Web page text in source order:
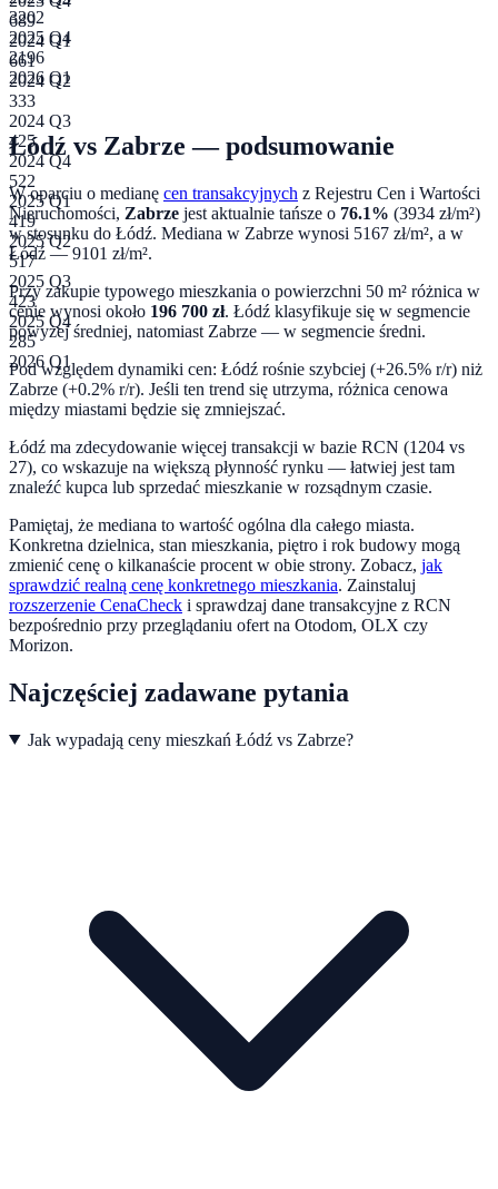
3202
2025 Q4
2196
2026 Q1
689
2024 Q1
661
2024 Q2
333
2024 Q3
425
2024 Q4
522
2025 Q1
419
2025 Q2
517
2025 Q3
423
2025 Q4
285
2026 Q1
Łódź vs Zabrze — podsumowanie
W oparciu o medianę cen transakcyjnych z Rejestru Cen i Wartości
Nieruchomości, Zabrze jest aktualnie tańsze o 76.1% (3934 zł/m²)
w stosunku do Łódź. Mediana w Zabrze wynosi 5167 zł/m², a w
Łódź — 9101 zł/m².
Przy zakupie typowego mieszkania o powierzchni 50 m² różnica w
cenie wynosi około 196 700 zł. Łódź klasyfikuje się w segmencie
powyżej średniej, natomiast Zabrze — w segmencie średni.
Pod względem dynamiki cen: Łódź rośnie szybciej (+26.5% r/r) niż
Zabrze (+0.2% r/r). Jeśli ten trend się utrzyma, różnica cenowa
między miastami będzie się zmniejszać.
Łódź ma zdecydowanie więcej transakcji w bazie RCN (1204 vs
27), co wskazuje na większą płynność rynku — łatwiej jest tam
znaleźć kupca lub sprzedać mieszkanie w rozsądnym czasie.
Pamiętaj, że mediana to wartość ogólna dla całego miasta.
Konkretna dzielnica, stan mieszkania, piętro i rok budowy mogą
zmienić cenę o kilkanaście procent w obie strony. Zobacz, jak
sprawdzić realną cenę konkretnego mieszkania. Zainstaluj
rozszerzenie CenaCheck i sprawdzaj dane transakcyjne z RCN
bezpośrednio przy przeglądaniu ofert na Otodom, OLX czy
Morizon.
Najczęściej zadawane pytania
Jak wypadają ceny mieszkań Łódź vs Zabrze?